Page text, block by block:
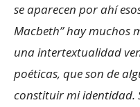
se aparecen por ahí
Macbeth” hay muchos
una intertextualidad
poéticas, que son de
constituir mi identidad.